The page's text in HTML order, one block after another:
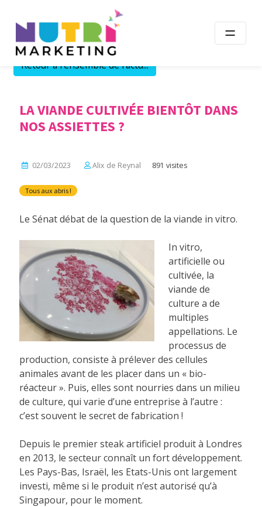
Retour à l'ensemble de l'actu...
LA VIANDE CULTIVÉE BIENTÔT DANS
NOS ASSIETTES ?
02/03/2023 Alix de Reynal 891 visites
Tous aux abris !
Le Sénat débat de la question de la viande in vitro.
In vitro,
artificielle ou
cultivée, la
viande de
culture a de
multiples
appellations. Le
processus de
production, consiste à prélever des cellules
animales avant de les placer dans un « bio-
réacteur ». Puis, elles sont nourries dans un milieu
de culture, qui varie d’une entreprise à l’autre :
c’est souvent le secret de fabrication !
Depuis le premier steak artificiel produit à Londres
en 2013, le secteur connaît un fort développement.
Les Pays-Bas, Israël, les Etats-Unis ont largement
investi, même si le produit n’est autorisé qu’à
Singapour, pour le moment.